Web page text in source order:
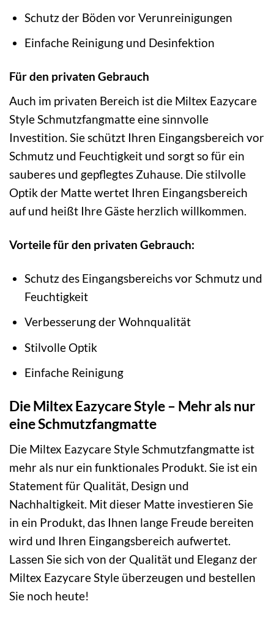
Schutz der Böden vor Verunreinigungen
Einfache Reinigung und Desinfektion
Für den privaten Gebrauch
Auch im privaten Bereich ist die Miltex Eazycare
Style Schmutzfangmatte eine sinnvolle
Investition. Sie schützt Ihren Eingangsbereich vor
Schmutz und Feuchtigkeit und sorgt so für ein
sauberes und gepflegtes Zuhause. Die stilvolle
Optik der Matte wertet Ihren Eingangsbereich
auf und heißt Ihre Gäste herzlich willkommen.
Vorteile für den privaten Gebrauch:
Schutz des Eingangsbereichs vor Schmutz und
Feuchtigkeit
Verbesserung der Wohnqualität
Stilvolle Optik
Einfache Reinigung
Die Miltex Eazycare Style – Mehr als nur
eine Schmutzfangmatte
Die Miltex Eazycare Style Schmutzfangmatte ist
mehr als nur ein funktionales Produkt. Sie ist ein
Statement für Qualität, Design und
Nachhaltigkeit. Mit dieser Matte investieren Sie
in ein Produkt, das Ihnen lange Freude bereiten
wird und Ihren Eingangsbereich aufwertet.
Lassen Sie sich von der Qualität und Eleganz der
Miltex Eazycare Style überzeugen und bestellen
Sie noch heute!